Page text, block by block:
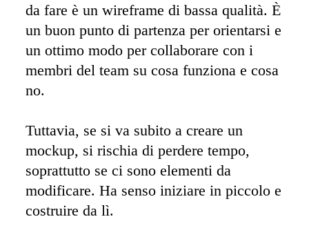
da fare è un wireframe di bassa qualità. È
un buon punto di partenza per orientarsi e
un ottimo modo per collaborare con i
membri del team su cosa funziona e cosa
no.
Tuttavia, se si va subito a creare un
mockup, si rischia di perdere tempo,
soprattutto se ci sono elementi da
modificare. Ha senso iniziare in piccolo e
costruire da lì.